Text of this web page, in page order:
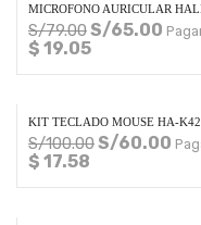
MICROFONO AURICULAR
S/79.00S/65.00
$ 19.05
KIT TECLADO MOUSE HA-
S/100.00S/60.00
$ 17.58